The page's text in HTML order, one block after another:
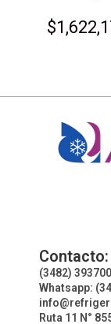
$
Contacto:
(3482) 393700
Whatsapp:
Ruta 11 N°